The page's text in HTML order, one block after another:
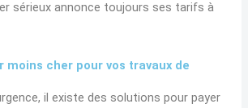
sérieux annonce toujours ses tarifs à
moins cher pour vos travaux de
il existe des solutions pour payer